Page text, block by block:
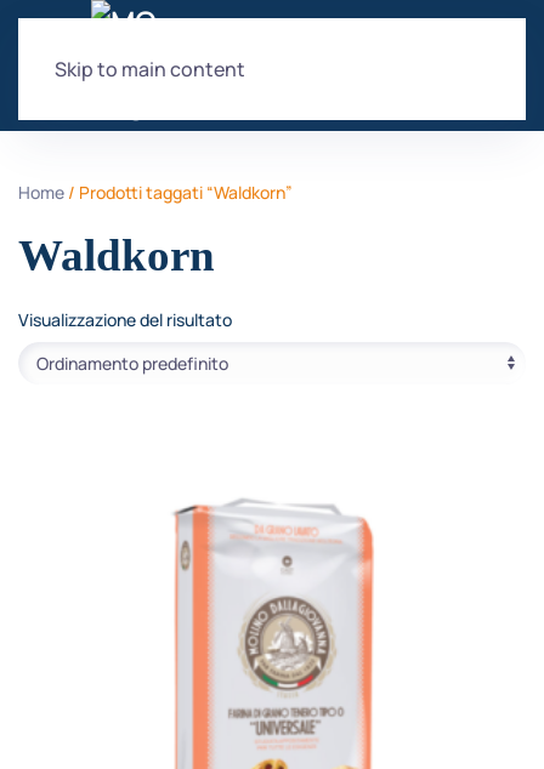
Skip to main content
Home / Prodotti taggati “Waldkorn”
Waldkorn
Visualizzazione del risultato